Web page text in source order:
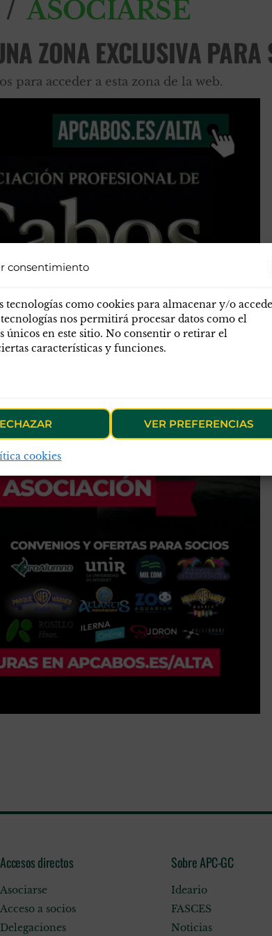
consentimiento
como cookies para almacenar y/o
nos permitirá procesar datos como el
en este sitio. No consentir o retirar el
características y funciones.
VER PREFERENCIAS
cookies
ASOCIARSE
ZONA EXCLUSIVA PARA
para acceder a esta zona de la web.
Accesos directos
Asociarse
Acceso a socios
Delegaciones
Sobre APC-GC
Ideario
FASCES
Noticias